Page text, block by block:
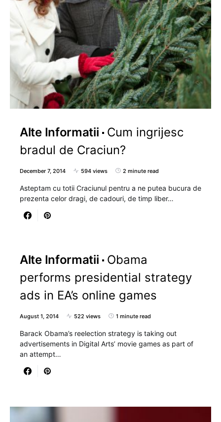
Alte Informatii
Cum ingrijesc
bradul de Craciun?
December 7, 2014 594 views 2 minute read
Asteptam cu totii Craciunul pentru a ne putea bucura de
prezenta celor dragi, de cadouri, de timp liber…
Alte Informatii
Obama
performs presidential strategy
ads in EA’s online games
August 1, 2014 522 views 1 minute read
Barack Obama’s reelection strategy is taking out
advertisements in Digital Arts’ movie games as part of
an attempt…